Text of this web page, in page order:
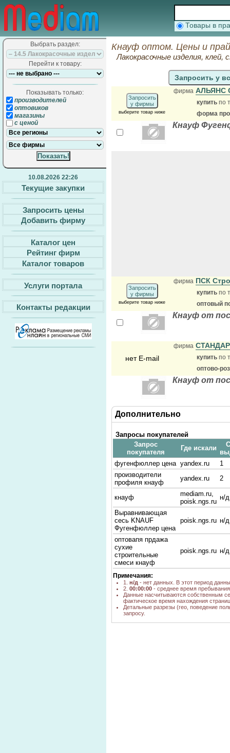
Товары в
Выбрать раздел:
Перейти к товару:
Показывать только:
производителей
оптовиков
магазины
с ценой
10.08.2026 22:26
Текущие закупки
Запросить цены
Добавить фирму
Каталог цен
Рейтинг фирм
Каталог товаров
Услуги портала
Контакты редакции
Кнауф оптом. Цены и
Лакокрасочные изделия,
Запросить у
Запросить
у фирмы
выберите товар ниже
фирма АЛЬЯНС
купить по
форма
Кнауф
Запросить
у фирмы
выберите товар ниже
фирма ПСК
купить по
оптовый
Кнауф от
нет E-mail
фирма
купить по
оптово-
Кнауф от
Дополнительно
Запросы покупателей
Запрос
покупателя
Где искали
фугенфюллер цена yandex.ru
1
производители
профиля кнауф
yandex.ru 2
кнауф
mediam.ru,
poisk.ngs.ru
н/д
Выравнивающая
сесь KNAUF
Фугенфюллер цена
poisk.ngs.ru н/д
оптовапя прдажа
сухие
строительные
смеси кнауф
poisk.ngs.ru н/д
Примечания:
1. н/д - нет данных. В этот период
2. 00:00:00 - среднее время
Данные насчитываются собственным
фактическое время нахождения
Детальные разрезы (гео, поведение
запросу.